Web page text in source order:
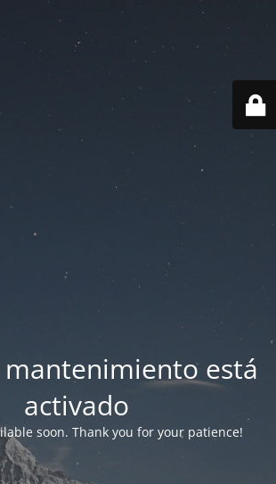
mantenimiento está
activado
soon. Thank you for your patience!